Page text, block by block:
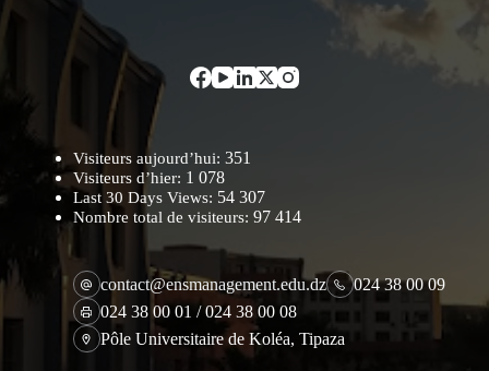
Visiteurs aujourd’hui: 351
Visiteurs d’hier: 1 078
Last 30 Days Views: 54 307
Nombre total de visiteurs: 97 414
contact@ensmanagement.edu.dz
024 38 00 09
024 38 00 01 / 024 38 00 08
Pôle Universitaire de Koléa, Tipaza